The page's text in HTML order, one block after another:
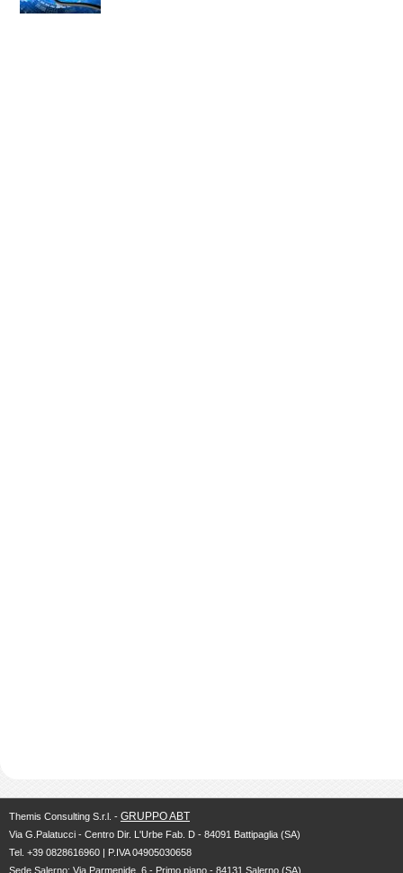
Themis Consulting S.r.l. - GRUPPO ABT
Via G.Palatucci - Centro Dir. L'Urbe Fab. D - 84091 Battipaglia (SA)
Tel. +39 0828616960 | P.IVA 04905030658
Sede Salerno: Via Parmenide, 6 - Primo piano - 84131 Salerno (SA)